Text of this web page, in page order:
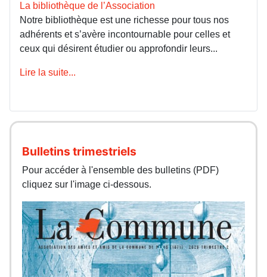
La bibliothèque de l’Association
Notre bibliothèque est une richesse pour tous nos
adhérents et s’avère incontournable pour celles et
ceux qui désirent étudier ou approfondir leurs...
Lire la suite...
Bulletins trimestriels
Pour accéder à l'ensemble des bulletins (PDF)
cliquez sur l'image ci-dessous.